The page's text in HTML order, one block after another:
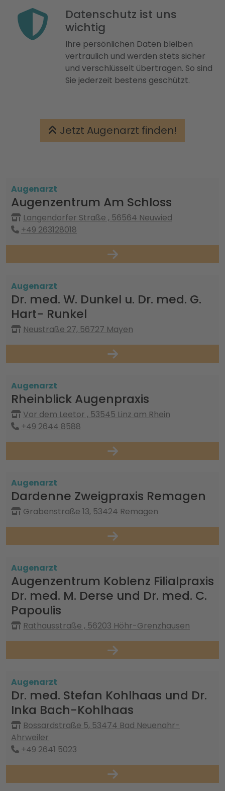
Datenschutz ist uns
wichtig
Ihre persönlichen Daten bleiben
vertraulich und werden stets sicher
und verschlüsselt übertragen. So sind
Sie jederzeit bestens geschützt.
Jetzt Augenarzt finden!
Augenarzt
Augenzentrum Am Schloss
Langendorfer Straße , 56564 Neuwied
+49 263128018
Augenarzt
Dr. med. W. Dunkel u. Dr. med. G.
Hart- Runkel
Neustraße 27, 56727 Mayen
Augenarzt
Rheinblick Augenpraxis
Vor dem Leetor , 53545 Linz am Rhein
+49 2644 8588
Augenarzt
Dardenne Zweigpraxis Remagen
Grabenstraße 13, 53424 Remagen
Augenarzt
Augenzentrum Koblenz Filialpraxis
Dr. med. M. Derse und Dr. med. C.
Papoulis
Rathausstraße , 56203 Höhr-Grenzhausen
Augenarzt
Dr. med. Stefan Kohlhaas und Dr.
Inka Bach-Kohlhaas
Bossardstraße 5, 53474 Bad Neuenahr-
Ahrweiler
+49 2641 5023